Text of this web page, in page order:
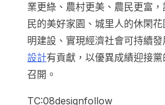
業更綠、農村更美、農民更富
民的美好家園、城里人的休閑
明建設、實現經濟社會可持續
設計有貢獻，以優異成績迎接黨
召開。
TC:08designfollow